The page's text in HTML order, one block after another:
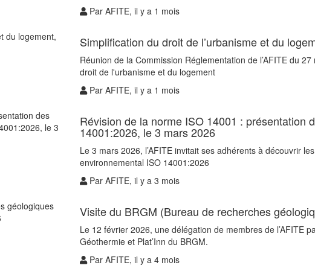
Par AFITE, il y a 1 mois
Simplification du droit de l’urbanisme et du
Réunion de la Commission Réglementation de l’AFITE du
droit de l'urbanisme et du logement
Par AFITE, il y a 1 mois
Révision de la norme ISO 14001 : présentation
14001:2026, le 3 mars 2026
Le 3 mars 2026, l’AFITE invitait ses adhérents à découvrir
environnemental ISO 14001:2026
Par AFITE, il y a 3 mois
Visite du BRGM (Bureau de recherches
Le 12 février 2026, une délégation de membres de l’AFITE
Géothermie et Plat’Inn du BRGM.
Par AFITE, il y a 4 mois